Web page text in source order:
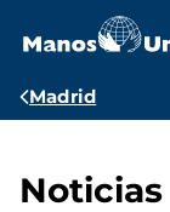
contenido
Ruta
Madrid